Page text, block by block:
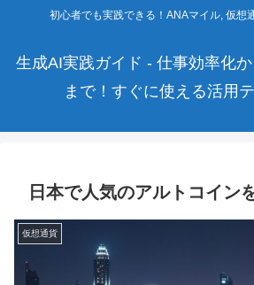
初心者でも実践できる！ANAマイル, 仮想
生成AI実践ガイド - 仕事効率化
まで！すぐに使える活用
日本で人気のアルトコイン
仮想通貨